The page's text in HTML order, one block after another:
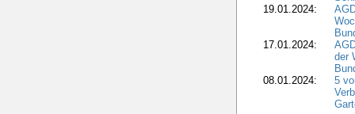
19.01.2024:
17.01.2024:
der
08.01.2024:
5